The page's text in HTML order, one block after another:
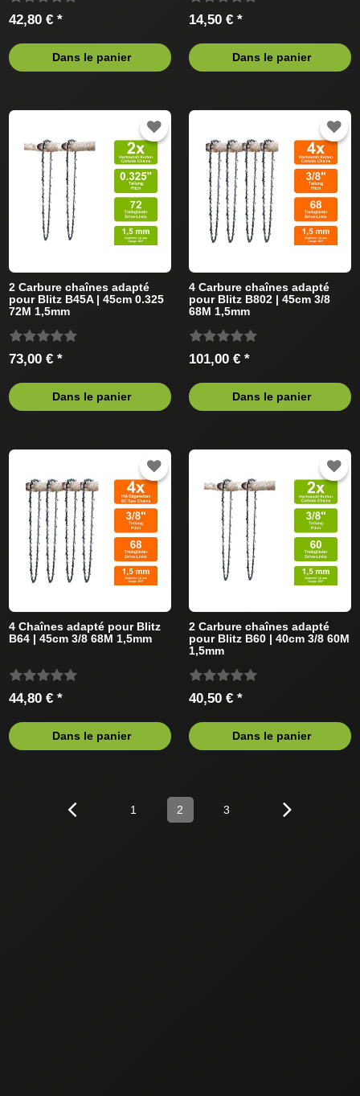
42,80 € *
Dans le panier
14,50 € *
Dans le panier
2 Carbure chaînes adapté
pour Blitz B45A | 45cm 0.325
72M 1,5mm
73,00 € *
Dans le panier
4 Carbure chaînes adapté
pour Blitz B802 | 45cm 3/8
68M 1,5mm
101,00 € *
Dans le panier
4 Chaînes adapté pour Blitz
B64 | 45cm 3/8 68M 1,5mm
44,80 € *
Dans le panier
2 Carbure chaînes adapté
pour Blitz B60 | 40cm 3/8 60M
1,5mm
40,50 € *
Dans le panier
1 2 3